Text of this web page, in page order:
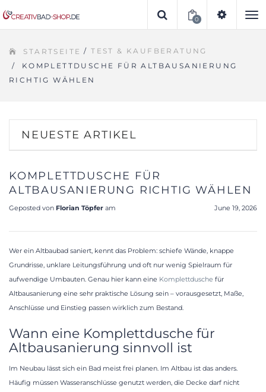
0
STARTSEITE / TEST & KAUFBERATUNG
/
KOMPLETTDUSCHE FÜR ALTBAUSANIERUNG
RICHTIG WÄHLEN
NEUESTE ARTIKEL
KOMPLETTDUSCHE FÜR
ALTBAUSANIERUNG RICHTIG WÄHLEN
Geposted von Florian Töpfer am June 19, 2026
Wer ein Altbaubad saniert, kennt das Problem: schiefe Wände, knappe
Grundrisse, unklare Leitungsführung und oft nur wenig Spielraum für
aufwendige Umbauten. Genau hier kann eine Komplettdusche für
Altbausanierung eine sehr praktische Lösung sein – vorausgesetzt, Maße,
Anschlüsse und Einstieg passen wirklich zum Bestand.
Wann eine Komplettdusche für
Altbausanierung sinnvoll ist
Im Neubau lässt sich ein Bad meist frei planen. Im Altbau ist das anders.
Häufig müssen Wasseranschlüsse genutzt werden, die Decke darf nicht